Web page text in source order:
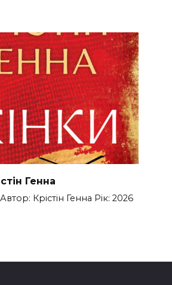
Генна
Крістін Генна Рік: 2026